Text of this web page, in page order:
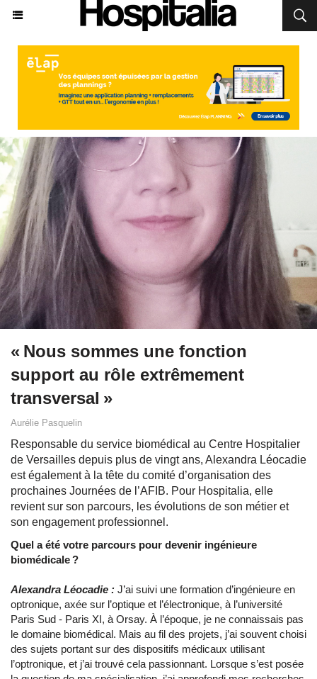
« Nous sommes une fonction
support au rôle extrêmement
transversal »
Aurélie Pasquelin
Responsable du service biomédical au Centre Hospitalier
de Versailles depuis plus de vingt ans, Alexandra Léocadie
est également à la tête du comité d’organisation des
prochaines Journées de l’AFIB. Pour Hospitalia, elle
revient sur son parcours, les évolutions de son métier et
son engagement professionnel.
Quel a été votre parcours pour devenir ingénieure
biomédicale ?
Alexandra Léocadie : J’ai suivi une formation d’ingénieure en
optronique, axée sur l’optique et l’électronique, à l’université
Paris Sud - Paris XI, à Orsay. À l’époque, je ne connaissais pas
le domaine biomédical. Mais au fil des projets, j’ai souvent choisi
des sujets portant sur des dispositifs médicaux utilisant
l’optronique, et j’ai trouvé cela passionnant. Lorsque s’est posée